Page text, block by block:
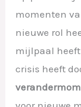
momenten
nieuwe rol
mijlpaal heeft
crisis heeft